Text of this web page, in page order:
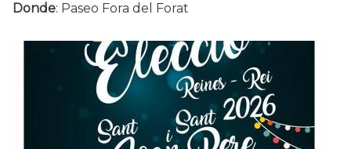
Donde: Paseo Fora del Forat